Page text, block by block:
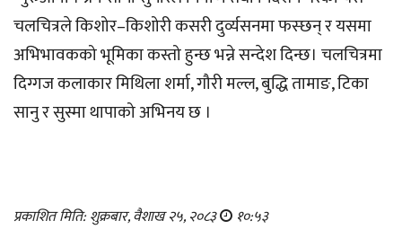
चलचित्रले किशोर–किशोरी कसरी दुर्व्यसनमा फस्छन् र यसमा
अभिभावकको भूमिका कस्तो हुन्छ भन्ने सन्देश दिन्छ। चलचित्रमा
दिग्गज कलाकार मिथिला शर्मा, गौरी मल्ल, बुद्धि तामाङ, टिका
सानु र सुस्मा थापाको अभिनय छ ।
प्रकाशित मिति: शुक्रबार, वैशाख २५, २०८३ १०:५३